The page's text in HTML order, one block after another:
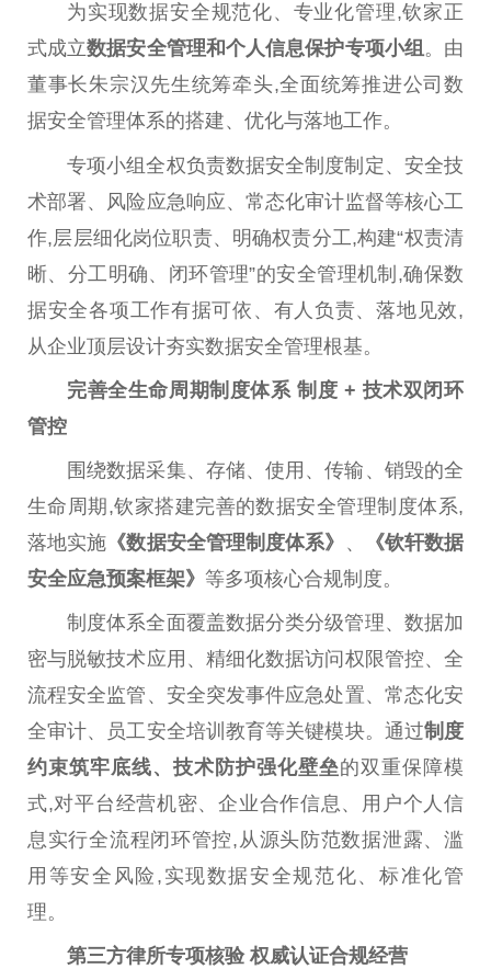
为实现数据安全规范化、专业化管理,钦家正
式成立数据安全管理和个人信息保护专项小组。由
董事长朱宗汉先生统筹牵头,全面统筹推进公司数
据安全管理体系的搭建、优化与落地工作。
专项小组全权负责数据安全制度制定、安全技
术部署、风险应急响应、常态化审计监督等核心工
作,层层细化岗位职责、明确权责分工,构建“权责清
晰、分工明确、闭环管理”的安全管理机制,确保数
据安全各项工作有据可依、有人负责、落地见效,
从企业顶层设计夯实数据安全管理根基。
完善全生命周期制度体系制度 + 技术双闭环
管控
围绕数据采集、存储、使用、传输、销毁的全
生命周期,钦家搭建完善的数据安全管理制度体系,
落地实施 《数据安全管理制度体系》 、
《钦轩数据
安全应急预案框架》 等多项核心合规制度。
制度体系全面覆盖数据分类分级管理、数据加
密与脱敏技术应用、精细化数据访问权限管控、全
流程安全监管、安全突发事件应急处置、常态化安
全审计、员工安全培训教育等关键模块。通过制度
约束筑牢底线、技术防护强化壁垒的双重保障模
式,对平台经营机密、企业合作信息、用户个人信
息实行全流程闭环管控,从源头防范数据泄露、滥
用等安全风险,实现数据安全规范化、标准化管
理。
第三方律所专项核验 权威认证合规经营